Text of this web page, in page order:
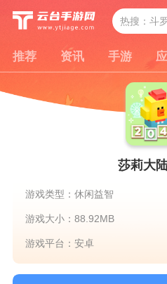
推荐 资讯 手游
莎莉大
游戏类型：休闲益智
游戏大小：88.92MB
游戏平台：安卓